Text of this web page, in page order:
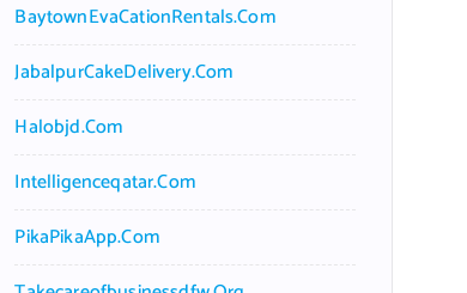
BaytownEvaCationRentals.com
JabalpurCakeDelivery.com
Halobjd.com
Intelligenceqatar.com
PikaPikaApp.com